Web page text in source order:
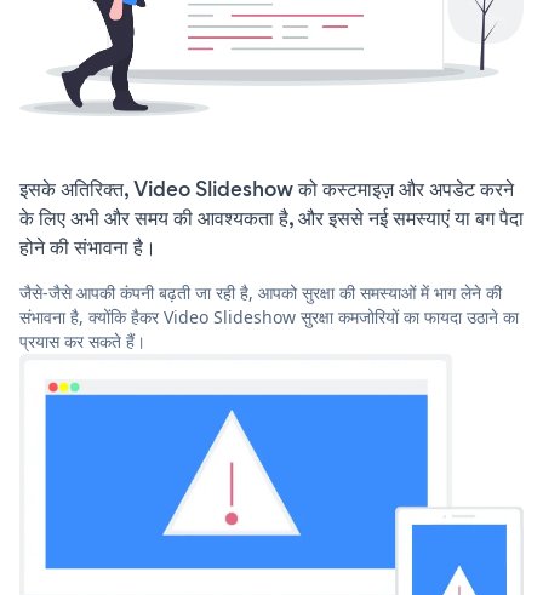
इसके अतिरिक्त, Video Slideshow को कस्टमाइज़ और अपडेट करने
के लिए अभी और समय की आवश्यकता है, और इससे नई समस्याएं या बग पैदा
होने की संभावना है।
जैसे-जैसे आपकी कंपनी बढ़ती जा रही है, आपको सुरक्षा की समस्याओं में भाग लेने की
संभावना है, क्योंकि हैकर Video Slideshow सुरक्षा कमजोरियों का फायदा उठाने का
प्रयास कर सकते हैं।